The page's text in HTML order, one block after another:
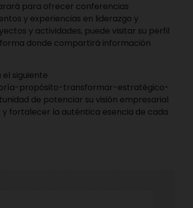
para ofrecer conferencias
y experiencias en liderazgo y
y actividades, puede visitar su perfil
donde compartirá información
el siguiente
propósito-transformar-estratégico-
de potenciar su visión empresarial
fortalecer la auténtica esencia de cada